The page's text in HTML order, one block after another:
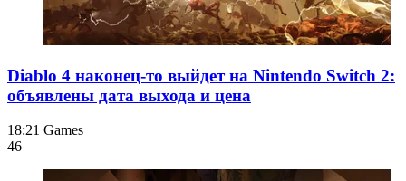
Diablo 4 наконец-то выйдет на Nintendo Switch 2:
объявлены дата выхода и цена
18:21 Games
46